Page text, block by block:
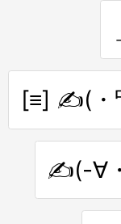
[≡] ✍(・
✍(-∀